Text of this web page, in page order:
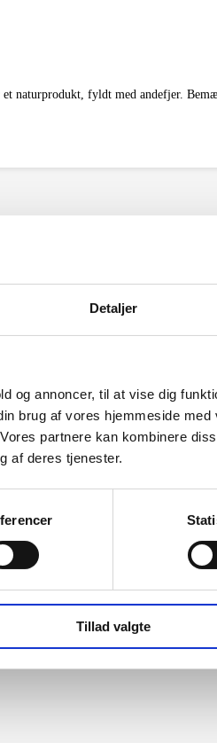
Detaljer
og annoncer, til at vise dig
brug af vores hjemmeside
partnere kan kombinere
af deres tjenester.
Tillad valgte
naturprodukt, fyldt med andefjer.